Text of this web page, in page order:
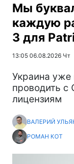
Мы
каждую
3 для
13:05 06.08.2026 Чт
Украина уже
проводить с
лицензиям
ВАЛЕРИЙ
РОМАН КОТ